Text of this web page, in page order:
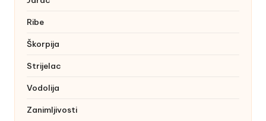
Ribe
Škorpija
Strijelac
Vodolija
Zanimljivosti